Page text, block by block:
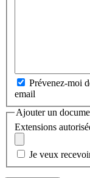
Prévenez-moi
email
Ajouter un
Extensions
Je veux